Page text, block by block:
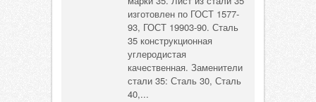
изготовлен по ГОСТ 1577-
93, ГОСТ 19903-90. Сталь
35 конструкционная
углеродистая
качественная. Заменители
стали 35: Сталь 30, Сталь
40,...